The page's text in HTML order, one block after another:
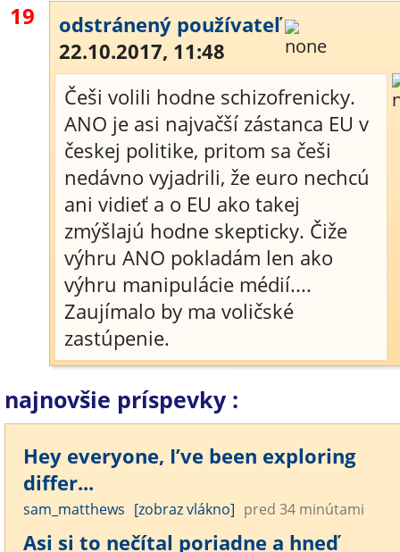
19
odstránený používateľ
22.10.2017, 11:48
Češi volili hodne schizofrenicky.
ANO je asi najvačší zástanca EU v
českej politike, pritom sa češi
nedávno vyjadrili, že euro nechcú
ani vidieť a o EU ako takej
zmýšlajú hodne skepticky. Čiže
výhru ANO pokladám len ako
výhru manipulácie médií....
Zaujímalo by ma voličské
zastúpenie.
najnovšie príspevky :
Hey everyone, I’ve been exploring
differ...
sam_matthews [zobraz vlákno] pred 34 minútami
Asi si to nečítal poriadne a hneď